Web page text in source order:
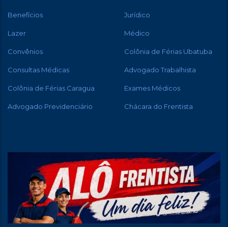
Benefícios Jurídico
Lazer Médico
Convênios Colônia de Férias Ubatuba
Consultas Médicas Advogado Trabalhista
Colônia de Férias Caragua Exames Médicos
Advogado Previdenciário Chácara do Frentista